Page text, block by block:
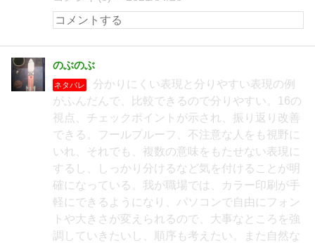
のぶのぶ
ネタバレ
分かりにくい表現と分りやすい表現の例
がふんだんで、比較できるので分りやすい。16の
視点、チェックポイントが示され、振り返り改善
できる。フールプルーフ、不注意な人をも視野に
いれ、それでも、複数の意味をもたせない表現に
するし、しっかり分けるなど気を付けることが明
確になっている。我が職場では、カラー印刷が手
軽にできるようになり、パソコンで自由にフォン
トや大きさが変えられるので、大事なところを強
調していきたいし、順序も考えたい。また自然な